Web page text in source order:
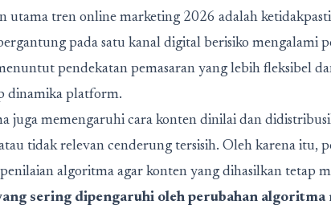
utama tren online marketing 2026 adalah
pada satu kanal digital berisiko mengalami
pendekatan pemasaran yang lebih fleksibel
dinamika platform.
juga memengaruhi cara konten dinilai dan
tidak relevan cenderung tersisih. Oleh karena itu,
algoritma agar konten yang dihasilkan tetap
sering dipengaruhi oleh perubahan algoritma